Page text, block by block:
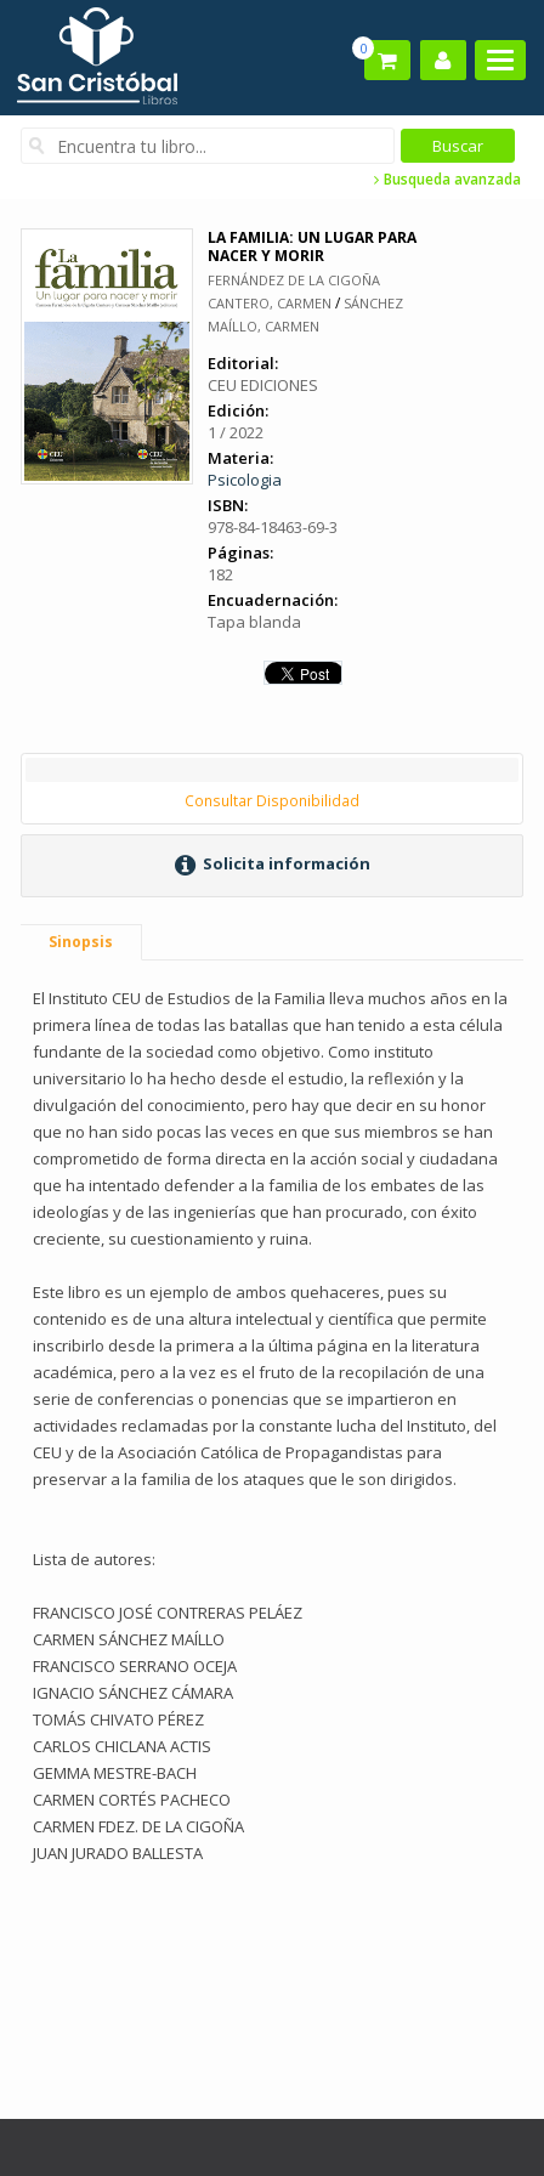
0
Busqueda avanzada
LA FAMILIA: UN LUGAR PARA
NACER Y MORIR
FERNÁNDEZ DE LA CIGOÑA
CANTERO, CARMEN / SÁNCHEZ
MAÍLLO, CARMEN
Editorial:
CEU EDICIONES
Edición:
1 / 2022
Materia:
Psicologia
ISBN:
978-84-18463-69-3
Páginas:
182
Encuadernación:
Tapa blanda
Consultar Disponibilidad
Solicita información
Sinopsis
El Instituto CEU de Estudios de la Familia lleva muchos años en la
primera línea de todas las batallas que han tenido a esta célula
fundante de la sociedad como objetivo. Como instituto
universitario lo ha hecho desde el estudio, la reflexión y la
divulgación del conocimiento, pero hay que decir en su honor
que no han sido pocas las veces en que sus miembros se han
comprometido de forma directa en la acción social y ciudadana
que ha intentado defender a la familia de los embates de las
ideologías y de las ingenierías que han procurado, con éxito
creciente, su cuestionamiento y ruina.
Este libro es un ejemplo de ambos quehaceres, pues su
contenido es de una altura intelectual y científica que permite
inscribirlo desde la primera a la última página en la literatura
académica, pero a la vez es el fruto de la recopilación de una
serie de conferencias o ponencias que se impartieron en
actividades reclamadas por la constante lucha del Instituto, del
CEU y de la Asociación Católica de Propagandistas para
preservar a la familia de los ataques que le son dirigidos.
Lista de autores:
FRANCISCO JOSÉ CONTRERAS PELÁEZ
CARMEN SÁNCHEZ MAÍLLO
FRANCISCO SERRANO OCEJA
IGNACIO SÁNCHEZ CÁMARA
TOMÁS CHIVATO PÉREZ
CARLOS CHICLANA ACTIS
GEMMA MESTRE-BACH
CARMEN CORTÉS PACHECO
CARMEN FDEZ. DE LA CIGOÑA
JUAN JURADO BALLESTA